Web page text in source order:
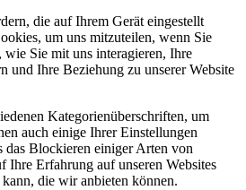
die auf Ihrem Gerät eingestellt
um uns mitzuteilen, wenn Sie
wie Sie mit uns interagieren, Ihre
und Ihre Beziehung zu unserer Website
Kategorienüberschriften, um
auch einige Ihrer Einstellungen
das Blockieren einiger Arten von
Ihre Erfahrung auf unseren Websites
die wir anbieten können.